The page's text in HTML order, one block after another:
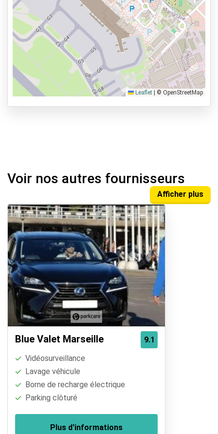
Leaflet © OpenStreetMap
Voir nos autres fournisseurs
Afficher plus
9.1
Blue Valet Marseille
Vidéosurveillance
Lavage véhicule
Borne de recharge électrique
Parking clôturé
Plus d'informations